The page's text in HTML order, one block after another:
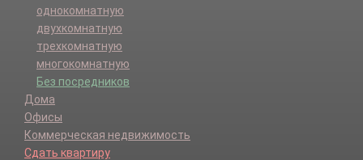
однокомнатную
двухкомнатную
трехкомнатную
многокомнатную
Без посредников
Дома
Офисы
Коммерческая недвижимость
Сдать квартиру